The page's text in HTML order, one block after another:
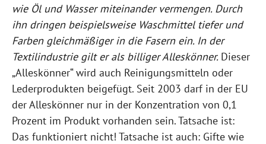
wie Öl und Wasser miteinander vermengen. Durch
ihn dringen beispielsweise Waschmittel tiefer und
Farben gleichmäßiger in die Fasern ein. In der
Textilindustrie gilt er als billiger Alleskönner. Dieser
„Alleskönner“ wird auch Reinigungsmitteln oder
Lederprodukten beigefügt. Seit 2003 darf in der EU
der Alleskönner nur in der Konzentration von 0,1
Prozent im Produkt vorhanden sein. Tatsache ist:
Das funktioniert nicht! Tatsache ist auch: Gifte wie